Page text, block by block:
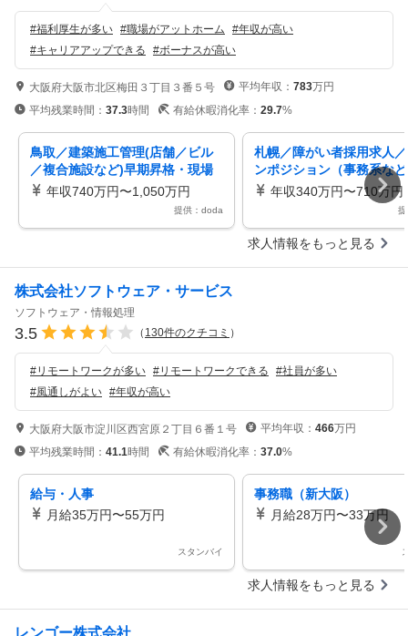
#福利厚生が多い #職場がアットホーム #年収が高い
#キャリアアップできる #ボーナスが高い
大阪府大阪市北区梅田３丁目３番５号 平均年収： 783万円
平均残業時間： 37.3時間 有給休暇消化率： 29.7%
鳥取／建築施工管理(店舗／ビル
／複合施設など)早期昇格・現場
所長も目指せる／4週8閉所／土日
年収740万円〜1,050万円
提供：doda
札幌／障がい者採用求人
ンポジション（事務系な
500万～／転勤無／残業
年収340万円〜710万円
求人情報をもっと見る
株式会社ソフトウェア・サービス
ソフトウェア・情報処理
3.5 （ 130件のクチコミ ）
#リモートワークが多い #リモートワークできる #社員が多い
#風通しがよい #年収が高い
大阪府大阪市淀川区西宮原２丁目６番１号 平均年収： 466万円
平均残業時間： 41.1時間 有給休暇消化率： 37.0%
給与・人事
月給35万円〜55万円
スタンバイ
事務職（新大阪）
月給28万円〜33万円
求人情報をもっと見る
レンゴー株式会社